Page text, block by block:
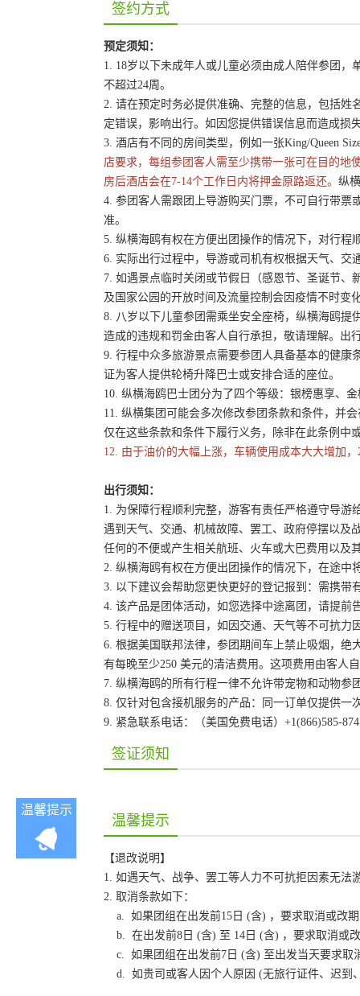
签约方式
预定须知：
1. 18岁以下未成年人或儿童必须由成人陪伴参团
不超过24周。
2. 请在预定时务必提供准确、完整的信息，包括
定错误，影响出行。如因您提供错误信息而造成损
3. 酒店有不同的房间类型，例如一张King/Queen
店要求，每组参团客人需至少携带一张可在目的地
房后酒店会在7-14个工作日内将押金原路返还。 纵
4. 参团客人需跟团上导游购买门票，不可自行带票
准。
5. 纵横海鸥有权在方便出团操作的情况下，对行
6. 实际出行过程中，导游或司机有权根据天气、
7. 如遇景点临时关闭或节假日（感恩节、圣诞节
及国家公园的开放时间及流量控制会因疫情不时变
8. 八岁以下儿童参团需乘坐安全座椅，纵横海鸥提
造成的违规和罚金由客人自行承担，敬请理解。出
9. 行程中众多旅游景点需要参团人具备基本的健
证为客人提供轮椅升降巴士或安排合适的座位。
10. 纵横海鸥巴士团分为了四个等级：银榜惠享、
11. 纵横集团可能会多次修改参团条款和条件，并
仅在这些条款和条件下履行义务，除非在此条例中
12. 由于油价的大幅上涨，车辆使用成本大大增加
出行须知：
1. 为保障行程顺利完整，游客有责任严格遵守导
遇到天气、交通、机械故障、罢工、政府停摆以及
任何的不便或产生相关航班、火车或大巴费用以及
2. 纵横海鸥有权在方便出团操作的情况下，在途
3. 以下建议会帮助您更快更好的登记报到：需携
4. 该产品是团体活动，如您选择中途离团，请提
5. 行程中的赠送项目，如因交通、天气等不可抗
6. 根据美国联邦法律，参团期间车上禁止吸烟，
有每晚至少250 美元的清洁费用。这项费用由客人
7. 纵横海鸥的所有行程一律不允许带宠物和动物参
8. 仅针对包含接机服务的产品：同一订单仅提供
9. 紧急联系电话：（美国免费电话）+1(866)585-
签证须知
温馨提示
温馨提示
【退改说明】
1. 如遇天气、战争、罢工等人力不可抗拒因素无
2. 取消条款如下：
a. 如果团组在出发前15日 (含) ，要求取消或改
b. 在出发前8日 (含) 至 14日 (含) ，要求取消或
c. 如果团组在出发前7日 (含) 至出发当天要求取
d. 如贵司或客人因个人原因 (无旅行证件、迟到